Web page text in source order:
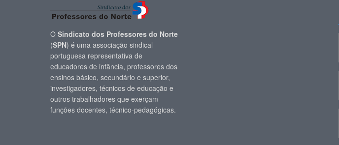
O Sindicato dos Professores do Norte
(SPN) é uma associação sindical
portuguesa representativa de
educadores de infância, professores dos
ensinos básico, secundário e superior,
investigadores, técnicos de educação e
outros trabalhadores que exerçam
funções docentes, técnico-pedagógicas.